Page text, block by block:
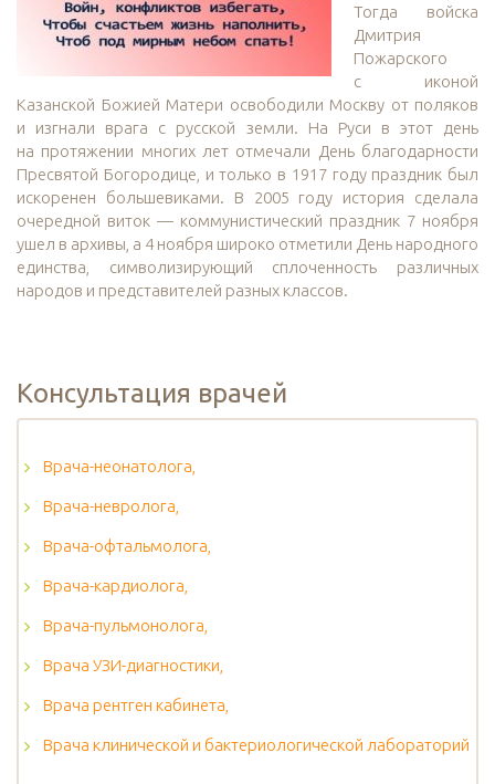
Тогда войска
Дмитрия
Пожарского
с иконой
Казанской Божией Матери освободили Москву от поляков
и изгнали врага с русской земли. На Руси в этот день
на протяжении многих лет отмечали День благодарности
Пресвятой Богородице, и только в 1917 году праздник был
искоренен большевиками. В 2005 году история сделала
очередной виток — коммунистический праздник 7 ноября
ушел в архивы, а 4 ноября широко отметили День народного
единства, символизирующий сплоченность различных
народов и представителей разных классов.
Консультация врачей
Врача-неонатолога,
Врача-невролога,
Врача-офтальмолога,
Врача-кардиолога,
Врача-пульмонолога,
Врача УЗИ-диагностики,
Врача рентген кабинета,
Врача клинической и бактериологической лабораторий